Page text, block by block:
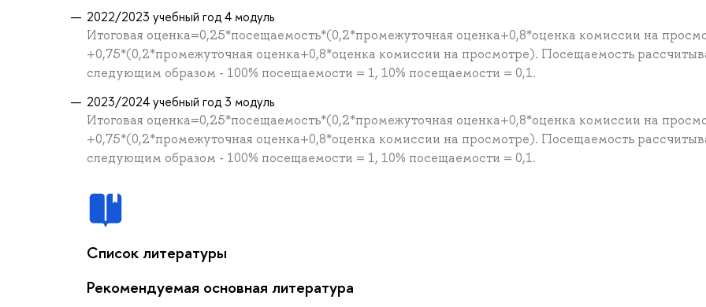
2022/2023 учебный год 4 модуль
Итоговая оценка=0,25*посещаемость*(0,2*промежуточная оценка+0,8*оценка комиссии на
+0,75*(0,2*промежуточная оценка+0,8*оценка комиссии на просмотре). Посещаемость
следующим образом - 100% посещаемости = 1, 10% посещаемости = 0,1.
2023/2024 учебный год 3 модуль
Итоговая оценка=0,25*посещаемость*(0,2*промежуточная оценка+0,8*оценка комиссии на
+0,75*(0,2*промежуточная оценка+0,8*оценка комиссии на просмотре). Посещаемость
следующим образом - 100% посещаемости = 1, 10% посещаемости = 0,1.
Список литературы
Рекомендуемая основная литература